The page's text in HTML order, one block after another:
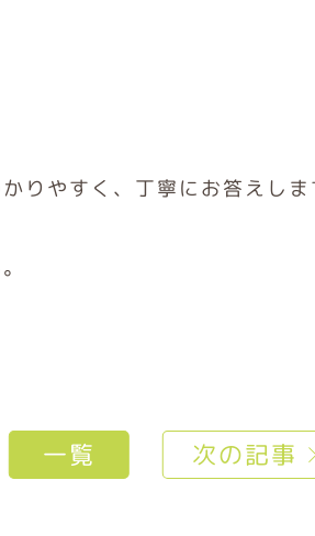
りやすく、丁寧にお答えし
一覧 次の記事